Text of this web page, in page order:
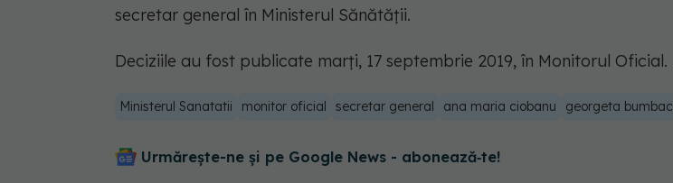
secretar general în Ministerul Sănătății.
Deciziile au fost publicate marți, 17 septembrie 2019, în Monitorul Oficial.
Ministerul Sanatatii monitor oficial secretar general ana maria ciobanu georgeta bumbac
Urmărește-ne și pe Google News - abonează‑te!